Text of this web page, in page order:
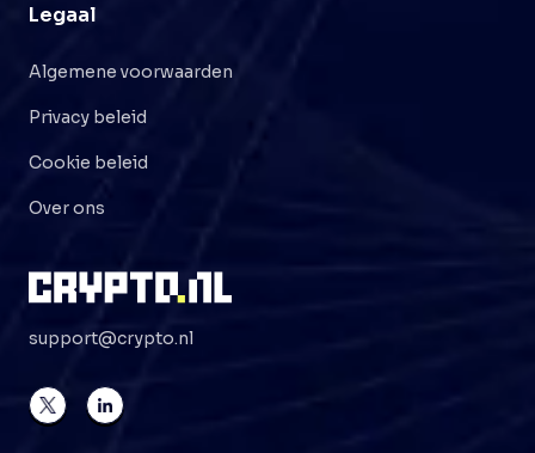
Legaal
Algemene voorwaarden
Privacy beleid
Cookie beleid
Over ons
support@crypto.nl